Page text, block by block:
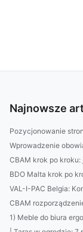
Najnowsze
Pozycjonowanie
Wprowadzenie
CBAM krok po
BDO Malta krok po
VAL-I-PAC Belgia:
CBAM
1) Meble do biura